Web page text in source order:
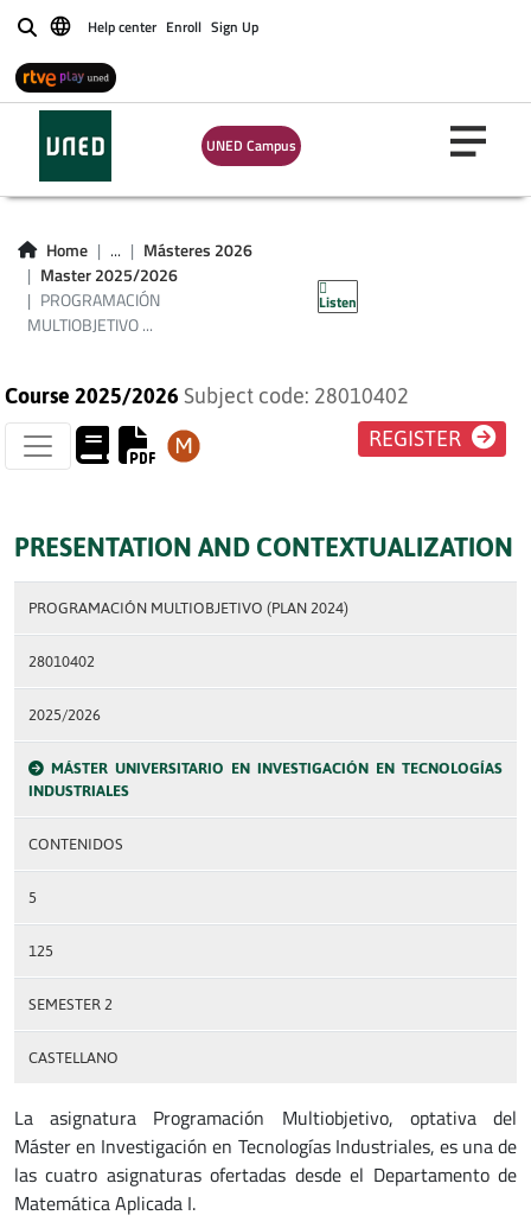
BuscarHelp center Enroll Sign Up
UNED Campus
Home ...
Másteres 2026
Master 2025/2026
PROGRAMACIÓN
MULTIOBJETIVO ...
Listen
PROGRAMACIÓN
MULTIOBJETIVO
(PLAN 2024)
Course 2025/2026 Subject code: 28010402
REGISTER
PRESENTATION AND CONTEXTUALIZATION
PROGRAMACIÓN MULTIOBJETIVO (PLAN 2024)
28010402
2025/2026
MÁSTER UNIVERSITARIO EN INVESTIGACIÓN EN TECNOLOGÍAS
INDUSTRIALES
CONTENIDOS
5
125
SEMESTER 2
CASTELLANO
La asignatura Programación Multiobjetivo, optativa del
Máster en Investigación en Tecnologías Industriales, es una de
las cuatro asignaturas ofertadas desde el Departamento de
Matemática Aplicada I.